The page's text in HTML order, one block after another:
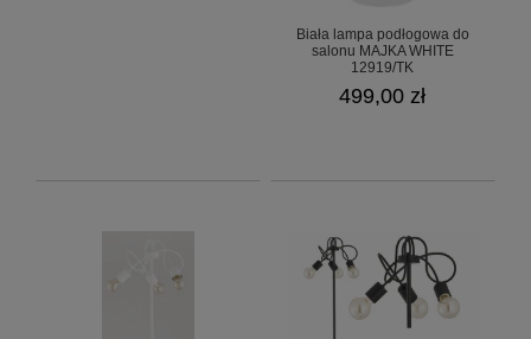
Biała lampa podłogowa do
salonu MAJKA WHITE
12919/TK
499,00 zł